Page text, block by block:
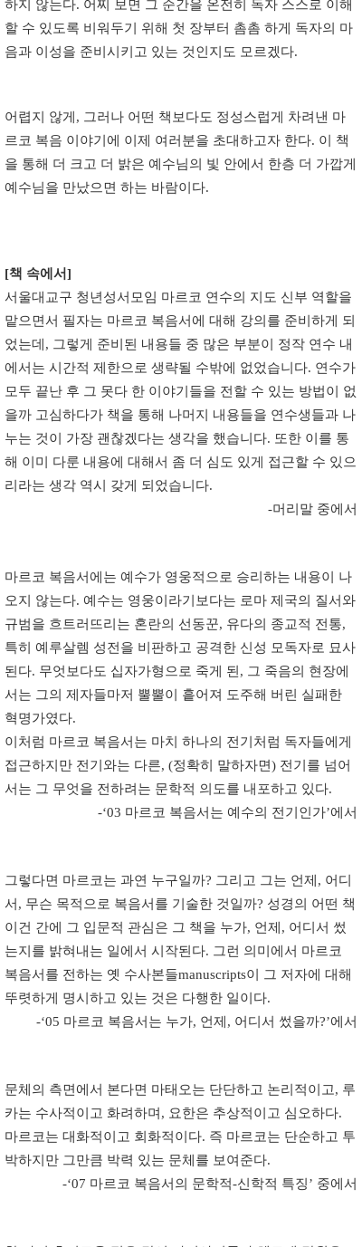
하지 않는다. 어찌 보면 그 순간을 온전히 독자 스스로 이해
할 수 있도록 비워두기 위해 첫 장부터 촘촘 하게 독자의 마
음과 이성을 준비시키고 있는 것인지도 모르겠다.
어렵지 않게, 그러나 어떤 책보다도 정성스럽게 차려낸 마
르코 복음 이야기에 이제 여러분을 초대하고자 한다. 이 책
을 통해 더 크고 더 밝은 예수님의 빛 안에서 한층 더 가깝게
예수님을 만났으면 하는 바람이다.
[책 속에서]
서울대교구 청년성서모임 마르코 연수의 지도 신부 역할을
맡으면서 필자는 마르코 복음서에 대해 강의를 준비하게 되
었는데, 그렇게 준비된 내용들 중 많은 부분이 정작 연수 내
에서는 시간적 제한으로 생략될 수밖에 없었습니다. 연수가
모두 끝난 후 그 못다 한 이야기들을 전할 수 있는 방법이 없
을까 고심하다가 책을 통해 나머지 내용들을 연수생들과 나
누는 것이 가장 괜찮겠다는 생각을 했습니다. 또한 이를 통
해 이미 다룬 내용에 대해서 좀 더 심도 있게 접근할 수 있으
리라는 생각 역시 갖게 되었습니다.
-머리말 중에서
마르코 복음서에는 예수가 영웅적으로 승리하는 내용이 나
오지 않는다. 예수는 영웅이라기보다는 로마 제국의 질서와
규범을 흐트러뜨리는 혼란의 선동꾼, 유다의 종교적 전통,
특히 예루살렘 성전을 비판하고 공격한 신성 모독자로 묘사
된다. 무엇보다도 십자가형으로 죽게 된, 그 죽음의 현장에
서는 그의 제자들마저 뿔뿔이 흩어져 도주해 버린 실패한
혁명가였다.
이처럼 마르코 복음서는 마치 하나의 전기처럼 독자들에게
접근하지만 전기와는 다른, (정확히 말하자면) 전기를 넘어
서는 그 무엇을 전하려는 문학적 의도를 내포하고 있다.
-‘03 마르코 복음서는 예수의 전기인가’에서
그렇다면 마르코는 과연 누구일까? 그리고 그는 언제, 어디
서, 무슨 목적으로 복음서를 기술한 것일까? 성경의 어떤 책
이건 간에 그 입문적 관심은 그 책을 누가, 언제, 어디서 썼
는지를 밝혀내는 일에서 시작된다. 그런 의미에서 마르코
복음서를 전하는 옛 수사본들manuscripts이 그 저자에 대해
뚜렷하게 명시하고 있는 것은 다행한 일이다.
-‘05 마르코 복음서는 누가, 언제, 어디서 썼을까?’에서
문체의 측면에서 본다면 마태오는 단단하고 논리적이고, 루
카는 수사적이고 화려하며, 요한은 추상적이고 심오하다.
마르코는 대화적이고 회화적이다. 즉 마르코는 단순하고 투
박하지만 그만큼 박력 있는 문체를 보여준다.
-‘07 마르코 복음서의 문학적-신학적 특징’ 중에서